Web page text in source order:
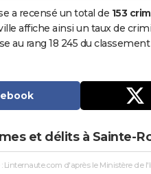
a recensé un total de 153
affiche ainsi un taux de
au rang 18 245 du
et délits à Sainte-
Linternaute.com d'après le Ministère de